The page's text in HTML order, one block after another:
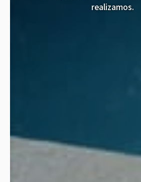
realizamos.